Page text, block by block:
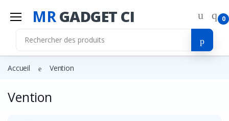
MRGADGET CI 0
Accueil Vention
Vention